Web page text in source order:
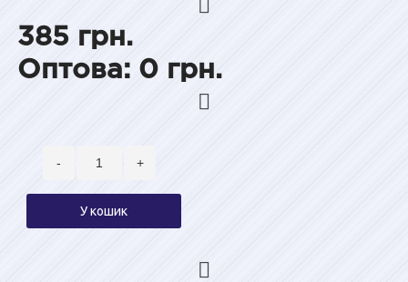
385 грн.
Оптова: 0 грн.
- +
У кошик